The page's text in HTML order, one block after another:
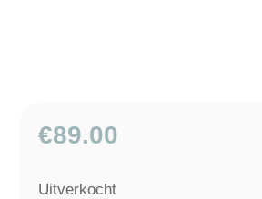
€89.00
Uitverkocht